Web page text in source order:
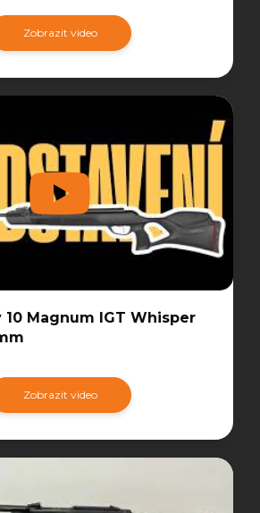
Zobrazit video
10 Magnum IGT Whisper
Zobrazit video